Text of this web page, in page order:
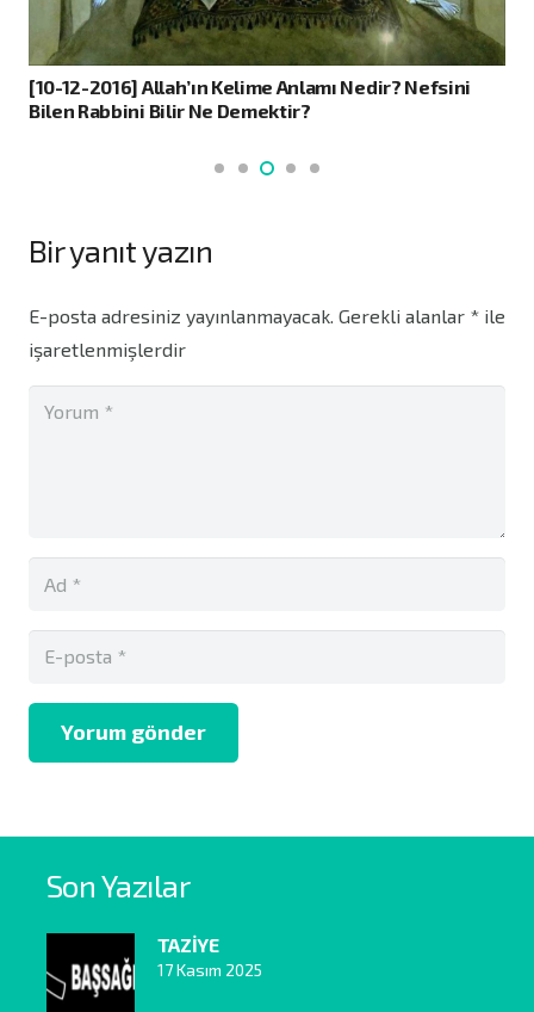
[10-12-2016] Allah’ın Kelime Anlamı Nedir? Nefsini
Bilen Rabbini Bilir Ne Demektir?
Bir yanıt yazın
E-posta adresiniz yayınlanmayacak. Gerekli alanlar * ile
işaretlenmişlerdir
Yorum gönder
Son Yazılar
TAZİYE
17 Kasım 2025